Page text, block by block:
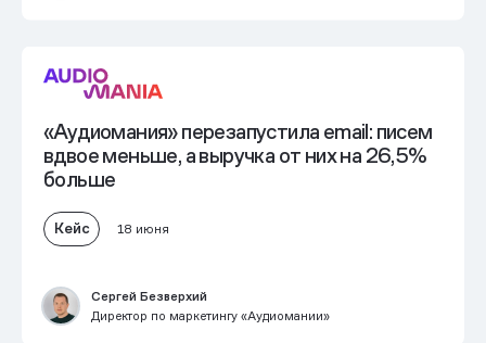
«Аудиомания» перезапустила еmail: писем
вдвое меньше, а выручка от них на 26,5%
больше
Кейс 18 июня
Сергей Безверхий
Директор по маркетингу «Аудиомании»